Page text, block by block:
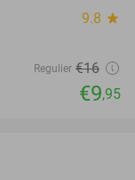
9.8 star
Regulier €16
€9,95